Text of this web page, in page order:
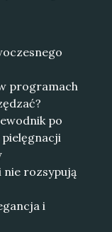
programach
po
pielęgnacji
nie rozsypują
i